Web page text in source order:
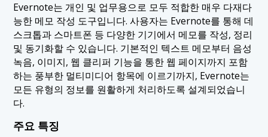
Evernote는 개인 및 업무용으로 모두 적합한 매우 다재다
능한 메모 작성 도구입니다. 사용자는 Evernote를 통해 데
스크톱과 스마트폰 등 다양한 기기에서 메모를 작성, 정리
및 동기화할 수 있습니다. 기본적인 텍스트 메모부터 음성
녹음, 이미지, 웹 클리퍼 기능을 통한 웹 페이지까지 포함
하는 풍부한 멀티미디어 항목에 이르기까지, Evernote는
모든 유형의 정보를 원활하게 처리하도록 설계되었습니
다.
주요 특징